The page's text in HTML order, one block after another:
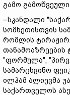
გამო გამოწვეული
–სკანდალი
სომხეთისთვის
რომლის
თანამოაზრეების
"ფორმულა",
სამარცხვინო
ილჰამ ალიევმა
საქართველოს